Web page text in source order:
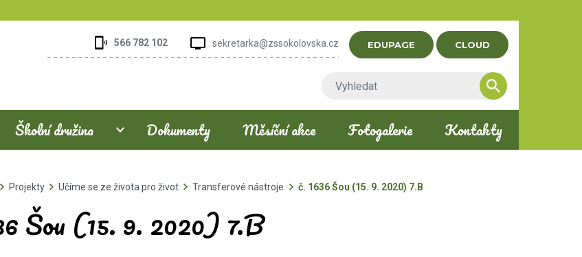
566 782 102 sekretarka@zssokolovska.cz EDUPAGE CLOUD
Školní družina Dokumenty Měsíční akce Fotogalerie Kontakty
Projekty Učíme se ze života pro život Transferové nástroje č. 1636 Šou (15. 9. 2020) 7.B
Šou (15. 9. 2020) 7.B